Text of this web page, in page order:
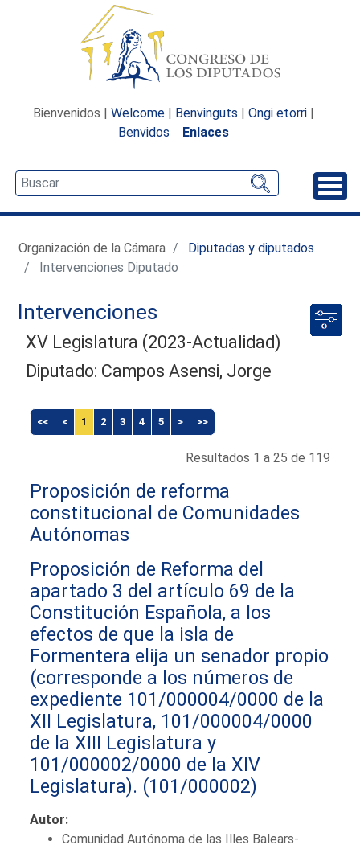
Bienvenidos | Welcome | Benvinguts | Ongi etorri |
Benvidos
Enlaces
Organización de la Cámara
Diputadas y diputados
Intervenciones Diputado
Intervenciones
XV Legislatura (2023-Actualidad)
Diputado: Campos Asensi, Jorge
<< < 1 2 3 4 5 > >>
Resultados 1 a 25 de 119
Proposición de reforma
constitucional de Comunidades
Autónomas
Proposición de Reforma del
apartado 3 del artículo 69 de la
Constitución Española, a los
efectos de que la isla de
Formentera elija un senador propio
(corresponde a los números de
expediente 101/000004/0000 de la
XII Legislatura, 101/000004/0000
de la XIII Legislatura y
101/000002/0000 de la XIV
Legislatura). (101/000002)
Autor:
Comunidad Autónoma de las Illes Balears-